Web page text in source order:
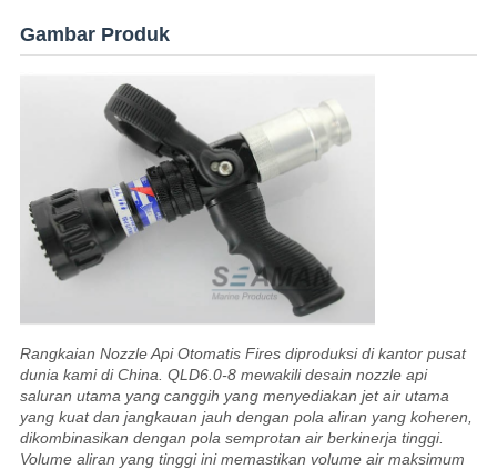
Gambar Produk
Rangkaian Nozzle Api Otomatis Fires diproduksi di kantor pusat
dunia kami di China. QLD6.0-8 mewakili desain nozzle api
saluran utama yang canggih yang menyediakan jet air utama
yang kuat dan jangkauan jauh dengan pola aliran yang koheren,
dikombinasikan dengan pola semprotan air berkinerja tinggi.
Volume aliran yang tinggi ini memastikan volume air maksimum